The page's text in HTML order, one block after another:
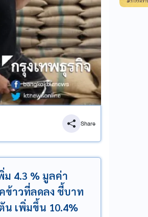
Share
ม 4.3 % มูลค่า
ข้าวที่ลดลง ชี้บาท
น เพิ่มขึ้น 10.4%